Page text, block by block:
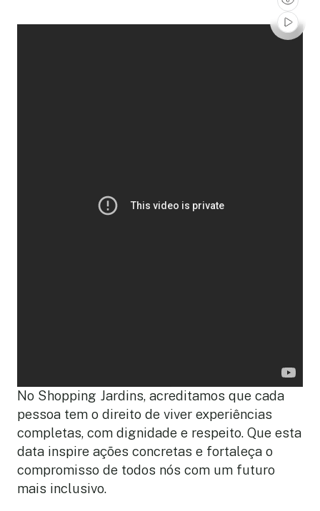
No Shopping Jardins, acreditamos que cada
pessoa tem o direito de viver experiências
completas, com dignidade e respeito. Que esta
data inspire ações concretas e fortaleça o
compromisso de todos nós com um futuro
mais inclusivo.